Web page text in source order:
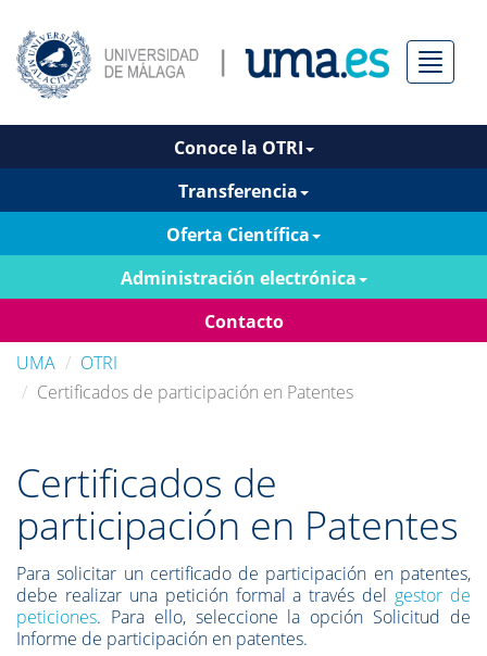
Menú
Conoce la OTRI
Transferencia
Oferta Científica
Administración electrónica
Contacto
UMA
OTRI
Certificados de participación en Patentes
Certificados de
participación en Patentes
Para solicitar un certificado de participación en patentes,
debe realizar una petición formal a través del gestor de
peticiones. Para ello, seleccione la opción Solicitud de
Informe de participación en patentes.